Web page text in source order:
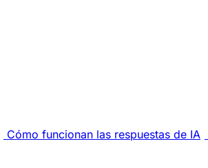
Cómo funcionan las respuestas de IA